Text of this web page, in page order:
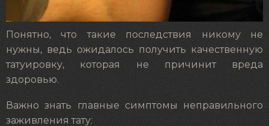
Понятно, что такие последствия никому не
нужны, ведь ожидалось получить качественную
татуировку, которая не причинит вреда
здоровью.
Важно знать главные симптомы неправильного
заживления тату: